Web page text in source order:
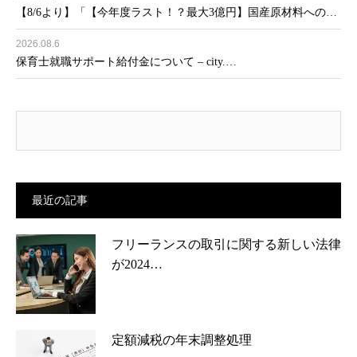
【8/6より】「【今年度ラスト！？最大3億円】国産原材料への…
2026.08.6
保育士就職サポート給付金について – city.…
最近の記事
フリーランスの取引に関する新しい法律
が2024…
定額減税の年末調整処理